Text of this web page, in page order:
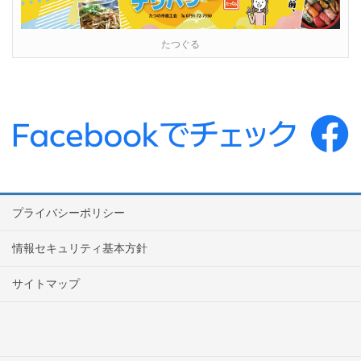
たつぐる
プライバシーポリシー
情報セキュリティ基本方針
サイトマップ